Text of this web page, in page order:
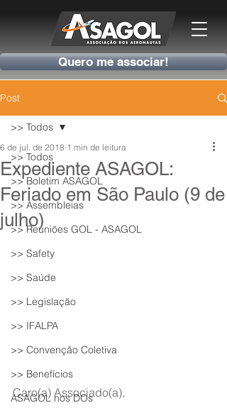
Quero me associar!
Post
>> Todos
>> Boletim ASAGOL
>> Assembleias
>> Reuniões GOL - ASAGOL
>> Safety
>> Saúde
>> Legislação
>> IFALPA
>> Convenção Coletiva
>> Benefícios
ASAGOL nos DOs
>> Todos
Expediente ASAGOL:
Feriado em São Paulo (9 de
julho)
6 de jul. de 2018 1 min de leitura
Caro(a) Associado(a),